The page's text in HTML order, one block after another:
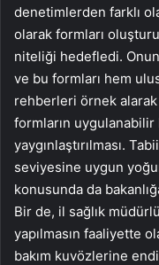
denetimlerden farklı
olarak formları
niteliği hedefledi.
ve bu formları hem
rehberleri örnek alarak
formların
yaygınlaştırılması.
seviyesine uygun
konusunda da
Bir de, il sağlık
yapılmasın faaliyette
bakım kuvözlerine